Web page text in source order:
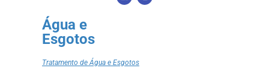
Água e
Esgotos
Tratamento de Água e Esgotos